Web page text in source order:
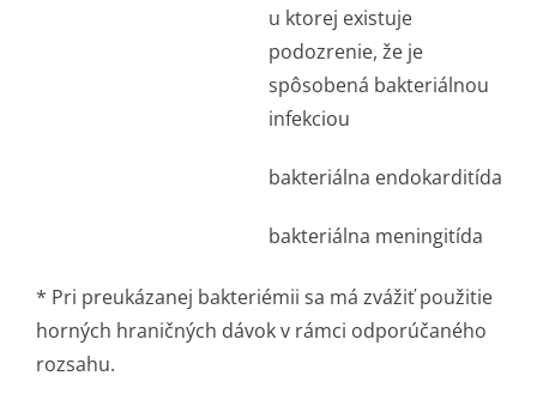
u ktorej existuje
podozrenie, že je
spôsobená bakteriálnou
infekciou
bakteriálna endokarditída
bakteriálna meningitída
* Pri preukázanej bakteriémii sa má zvážiť použitie
horných hraničných dávok v rámci odporúčaného
rozsahu.